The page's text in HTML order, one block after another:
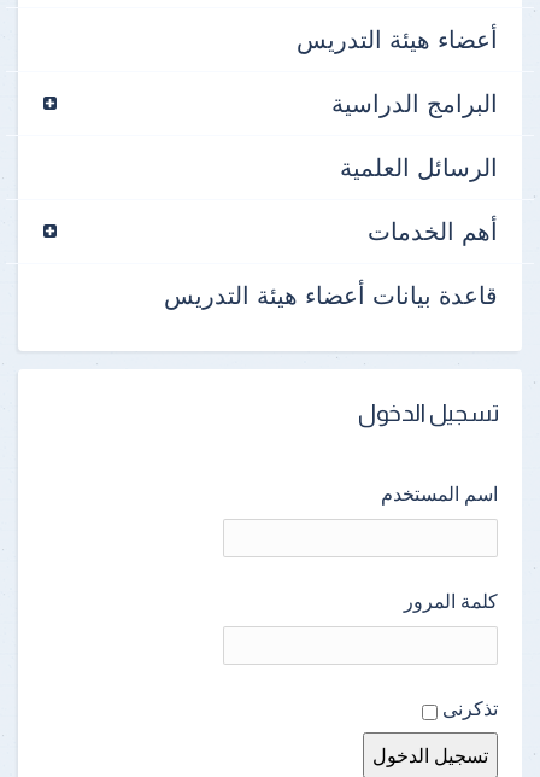
أعضاء هيئة التدريس
البرامج الدراسية
الرسائل العلمية
أهم الخدمات
قاعدة بيانات أعضاء هيئة التدريس
تسجيل الدخول
اسم المستخدم
كلمة المرور
تذكرنى